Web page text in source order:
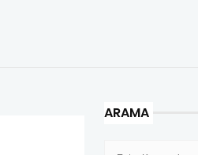
ARAMA